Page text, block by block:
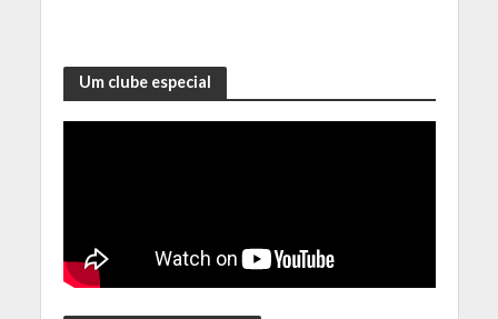
Um clube especial